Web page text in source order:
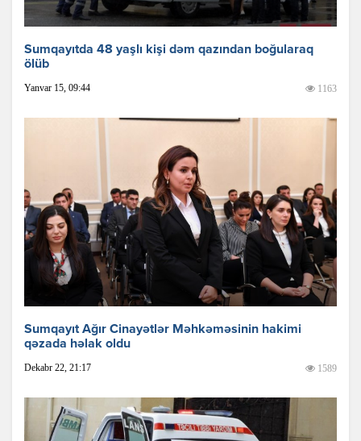
Sumqayıtda 48 yaşlı kişi dəm qazından boğularaq
ölüb
Yanvar 15, 09:44 1163
Sumqayıt Ağır Cinayətlər Məhkəməsinin hakimi
qəzada həlak oldu
Dekabr 22, 21:17 1589